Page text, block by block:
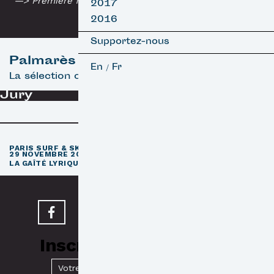
2017
2016
Supportez-nous
En / Fr
Palmarès
La sélection officielle
Jury
PARIS SURF & SKATEBOARD FILM FESTIVAL
29 NOVEMBRE 2026
LA GAÎTÉ LYRIQUE · PARIS 3
Inscrivez-vous à notre